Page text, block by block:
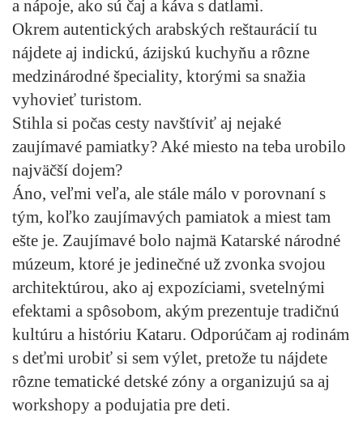
a nápoje, ako sú čaj a káva s datlami.
Okrem autentických arabských reštaurácií tu
nájdete aj indickú, ázijskú kuchyňu a rôzne
medzinárodné špeciality, ktorými sa snažia
vyhovieť turistom.
Stihla si počas cesty navštíviť aj nejaké
zaujímavé pamiatky? Aké miesto na teba urobilo
najväčší dojem?
Áno, veľmi veľa, ale stále málo v porovnaní s
tým, koľko zaujímavých pamiatok a miest tam
ešte je. Zaujímavé bolo najmä Katarské národné
múzeum, ktoré je jedinečné už zvonka svojou
architektúrou, ako aj expozíciami, svetelnými
efektami a spôsobom, akým prezentuje tradičnú
kultúru a históriu Kataru. Odporúčam aj rodinám
s deťmi urobiť si sem výlet, pretože tu nájdete
rôzne tematické detské zóny a organizujú sa aj
workshopy a podujatia pre deti.